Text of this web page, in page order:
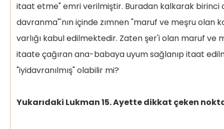
itaat etme" emri verilmiştir. Buradan kalkarak birinci
davranma"'nın içinde zımnen "maruf ve meşru olan
varlığı kabul edilmektedir. Zaten şer'i olan maruf ve
itaate çağıran ana-babaya uyum sağlanıp itaat
"iyidavranılmış" olabilir mi?
Yukarıdaki Lukman 15. Ayette dikkat çeken